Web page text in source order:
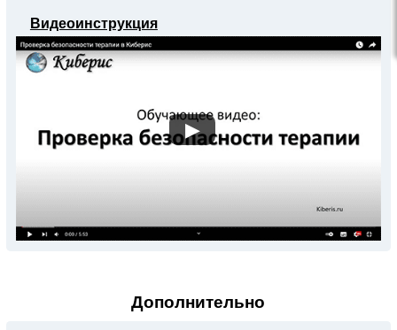
Видеоинструкция
▶
Дополнительно